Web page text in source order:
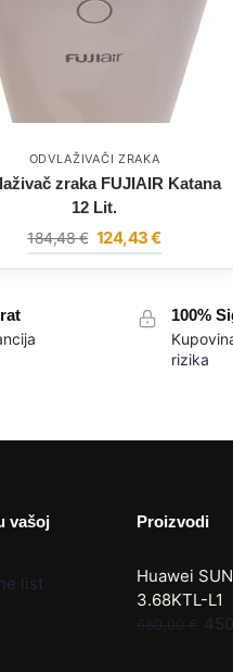
ODVLAŽIVAČI ZRAKA
zraka FUJIAIR Katana
12 Lit.
184,48€ 124,43€
100%
rizika
vašoj
list
Proizvodi
Huawei
3.68KTL-L1
680,00€